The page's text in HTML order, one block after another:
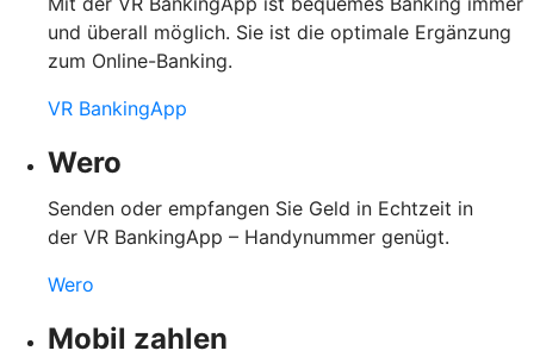
und überall möglich. Sie ist die optimale Ergänzung
zum Online-Banking.
VR BankingApp
Wero
Senden oder empfangen Sie Geld in Echtzeit in
der VR BankingApp – Handynummer genügt.
Wero
Mobil zahlen